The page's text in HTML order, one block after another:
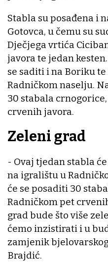
Stabla su posađena i
Gotovca, u čemu su
Dječjega vrtića
javora te jedan
se saditi i na Boriku
Radničkom naselju.
30 stabala
crvenih javora.
Zeleni grad
- Ovaj tjedan stabla
na igralištu u
će se posaditi 30
Radničkom pet
grad bude što više
ćemo inzistirati i u
zamjenik
Brajdić.